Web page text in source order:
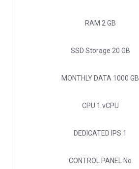
RAM 2 GB
SSD Storage 20 GB
MONTHLY DATA 1000 GB
CPU 1 vCPU
DEDICATED IPS 1
CONTROL PANEL No